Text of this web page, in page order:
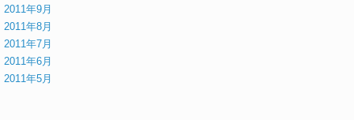
2011年9月
2011年8月
2011年7月
2011年6月
2011年5月